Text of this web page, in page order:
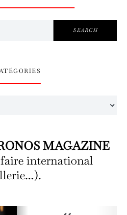
SEARCH
MAGAZINE
international